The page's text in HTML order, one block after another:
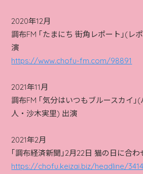
2020年12月
調布FM ｢たまにち 街角レポート｣(レ
演
https://www.chofu-fm.com/98891
2021年11月
調布FM ｢気分はいつもブルースカイ｣
人・沙木実里) 出演
2021年2月
｢調布経済新聞｣2月22日 猫の日に合わ
https://chofu.keizai.biz/headline/